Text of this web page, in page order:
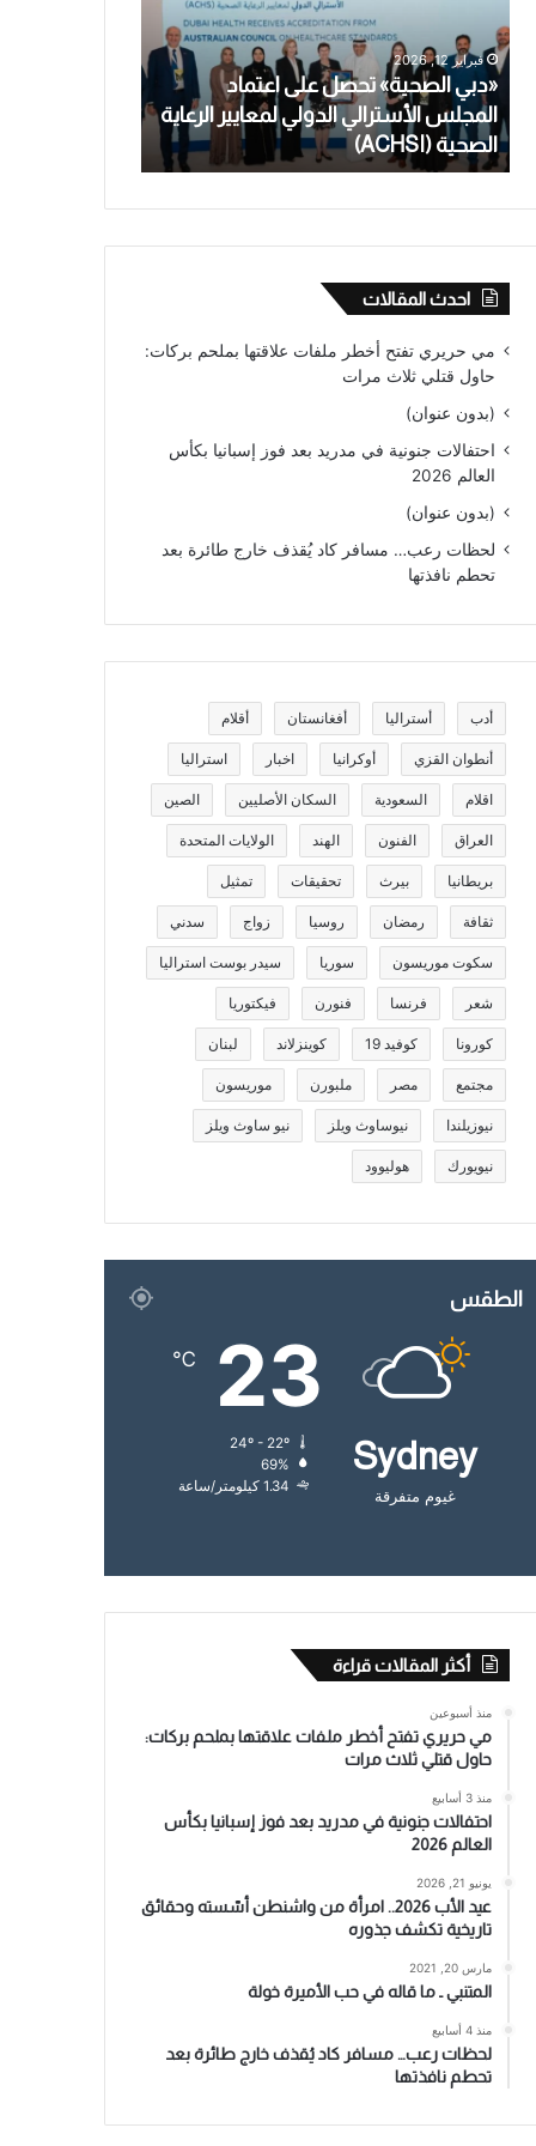
المجلس
الأسترالي
الدولي
لمعايير
الرعاية
الصحية
فبراير 12, 2026
«دبي الصحية» تحصل على اعتماد
المجلس الأسترالي الدولي لمعايير الرعاية
الصحية (ACHSI)
الجنسي
طالب
لأكثر
احدث المقالات
مي حريري تفتح أخطر ملفات علاقتها بملحم بركات:
حاول قتلي ثلاث مرات
(بدون عنوان)
احتفالات جنونية في مدريد بعد فوز إسبانيا بكأس
العالم 2026
(بدون عنوان)
لحظات رعب… مسافر كاد يُقذف خارج طائرة بعد
تحطم نافذتها
أدب أستراليا أفغانستان أقلام
أنطوان القزي أوكرانيا اخبار استراليا
اقلام السعودية السكان الأصليين الصين
العراق الفنون الهند الولايات المتحدة
بريطانيا بيرث تحقيقات تمثيل
ثقافة رمضان روسيا زواج سدني
سكوت موريسون سوريا سيدر بوست استراليا
شعر فرنسا فنورن فيكتوريا
كورونا كوفيد 19 كوينزلاند لبنان
مجتمع مصر ملبورن موريسون
نيوزيلندا نيوساوث ويلز نيو ساوث ويلز
نيويورك هوليوود
الطقس
Sydney
غيوم متفرقة
23
℃
69%
1.34 كيلومتر/ساعة
أكثر المقالات قراءة
منذ أسبوعين
مي حريري تفتح أخطر ملفات علاقتها بملحم بركات:
حاول قتلي ثلاث مرات
منذ 3 أسابيع
احتفالات جنونية في مدريد بعد فوز إسبانيا بكأس
العالم 2026
يونيو 21, 2026
عيد الأب 2026.. امرأة من واشنطن أسّسته وحقائق
تاريخية تكشف جذوره
مارس 20, 2021
المتنبي ـ ما قاله في حب الأميرة خولة
منذ 4 أسابيع
لحظات رعب… مسافر كاد يُقذف خارج طائرة بعد
تحطم نافذتها